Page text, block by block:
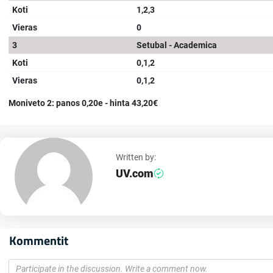
Koti
1,2,3
Vieras
0
3
Setubal - Academica
Koti
0,1,2
Vieras
0,1,2
Moniveto 2: panos 0,20e - hinta 43,20€
Written by:
UV.com
Kommentit